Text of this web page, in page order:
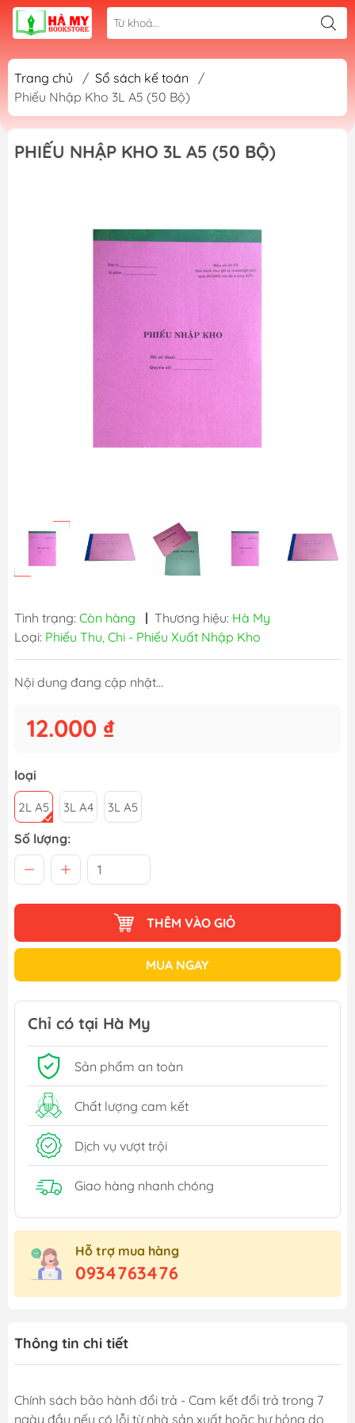
Trang chủ / Sổ sách kế toán
/
Phiếu Nhập Kho 3L A5 (50 Bộ)
PHIẾU NHẬP KHO 3L A5 (50 BỘ)
Tình trạng: Còn hàng | Thương hiệu: Hà My
Loại: Phiếu Thu, Chi - Phiếu Xuất Nhập Kho
Nội dung đang cập nhật...
12.000 ₫
loại
2L A5 3L A4 3L A5
Số lượng:
THÊM VÀO GIỎ
MUA NGAY
Chỉ có tại Hà My
Sản phẩm an toàn
Chất lượng cam kết
Dịch vụ vượt trội
Giao hàng nhanh chóng
Hỗ trợ mua hàng
0934763476
Thông tin chi tiết
Chính sách bảo hành đổi trả - Cam kết đổi trả trong 7
ngày đầu nếu có lỗi từ nhà sản xuất hoặc hư hỏng do